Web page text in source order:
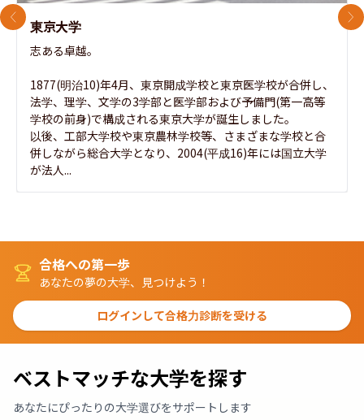
東京大学
志ある卓越。
1877(明治10)年4月、東京開成学校と東京医学校が合併し、
法学、理学、文学の3学部と医学部および予備門(第一高等
学校の前身)で構成される東京大学が誕生しました。
以後、工部大学校や東京農林学校等、さまざまな学校と合
併しながら総合大学となり、2004(平成16)年には国立大学
が法人...
前のスライド 次
合格への第一歩
あなたの夢の大学、見つけよう！
ログインして合格力診断を受ける
ベストマッチな大学を探す
あなたにぴったりの大学選びをサポートします